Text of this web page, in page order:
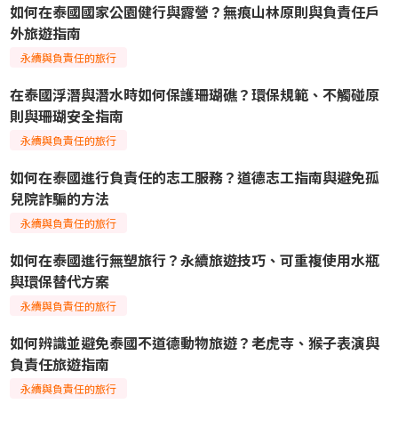
如何在泰國國家公園健行與露營？無痕山林原則與負責任戶
外旅遊指南
永續與負責任的旅行
在泰國浮潛與潛水時如何保護珊瑚礁？環保規範、不觸碰原
則與珊瑚安全指南
永續與負責任的旅行
如何在泰國進行負責任的志工服務？道德志工指南與避免孤
兒院詐騙的方法
永續與負責任的旅行
如何在泰國進行無塑旅行？永續旅遊技巧、可重複使用水瓶
與環保替代方案
永續與負責任的旅行
如何辨識並避免泰國不道德動物旅遊？老虎寺、猴子表演與
負責任旅遊指南
永續與負責任的旅行